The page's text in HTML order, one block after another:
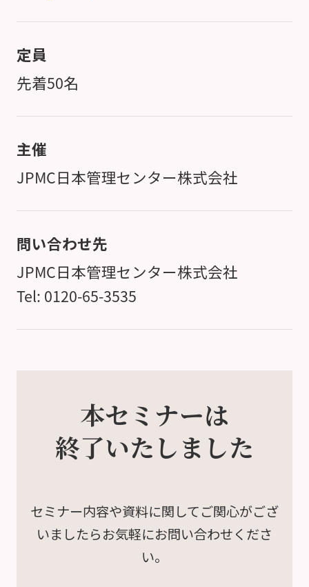
定員
先着50名
主催
JPMC日本管理センター株式会社
問い合わせ先
JPMC日本管理センター株式会社
Tel: 0120-65-3535
本セミナーは
終了いたしました
セミナー内容や資料に関してご関心がござ
いましたらお気軽にお問い合わせくださ
い。